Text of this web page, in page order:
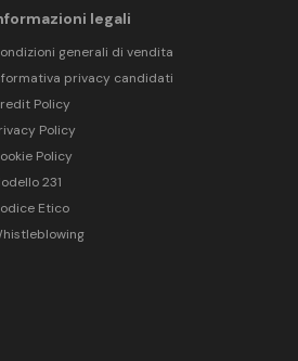
legali
generali di vendita
privacy candidati
Policy
Policy
Policy
231
Etico